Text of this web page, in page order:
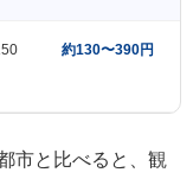
約130〜390円
市と比べると、観